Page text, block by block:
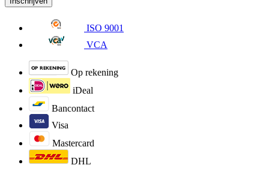
ISO 9001
VCA
Op rekening
iDeal
Bancontact
Visa
Mastercard
DHL